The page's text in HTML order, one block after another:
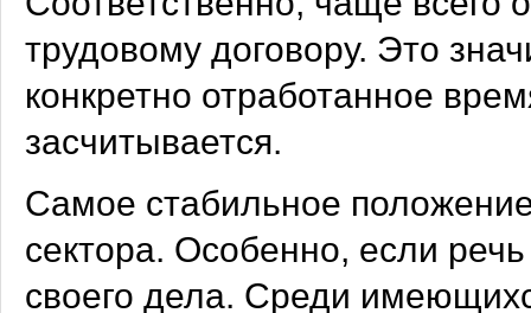
трудовому договору. Это
конкретно отработанное
засчитывается.
Самое стабильное
сектора. Особенно, если
своего дела. Среди